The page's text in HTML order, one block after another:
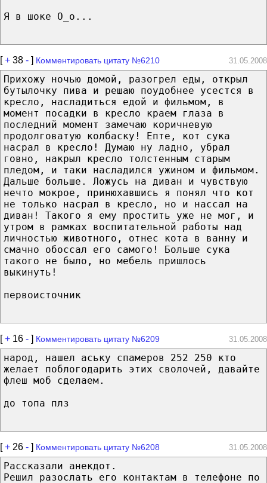
Я в шоке О_о...
[+ 38 - ] Комментировать цитату №6210 31.05.2008
Прихожу ночью домой, разогрел еды, открыл
бутылочку пива и решаю поудобнее усестся в
кресло, насладиться едой и фильмом, в
момент посадки в кресло краем глаза в
последний момент замечаю коричневую
продолговатую колбаску! Епте, кот сука
насрал в кресло! Думаю ну ладно, убрал
говно, накрыл кресло толстенным старым
пледом, и таки насладился ужином и фильмом.
Дальше больше. Ложусь на диван и чувствую
нечто мокрое, принюхавшись я понял что кот
не только насрал в кресло, но и нассал на
диван! Такого я ему простить уже не мог, и
утром в рамках воспитательной работы над
личностью животного, отнес кота в ванну и
смачно обоссал его самого! Больше сука
такого не было, но мебель пришлось
выкинуть!
первоисточник
[+ 16 - ] Комментировать цитату №6209 31.05.2008
народ, нашел аську спамеров 252 250 кто
желает поблогодарить этих сволочей, давайте
флеш моб сделаем.
до топа плз
[+ 26 - ] Комментировать цитату №6208 31.05.2008
Рассказали анекдот.
Решил разослать его контактам в телефоне по